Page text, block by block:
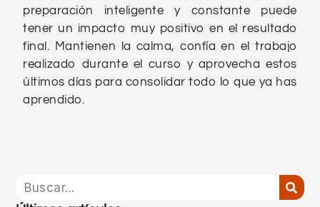
preparación inteligente y constante puede
tener un impacto muy positivo en el resultado
final. Mantienen la calma, confía en el trabajo
realizado durante el curso y aprovecha estos
últimos días para consolidar todo lo que ya has
aprendido.